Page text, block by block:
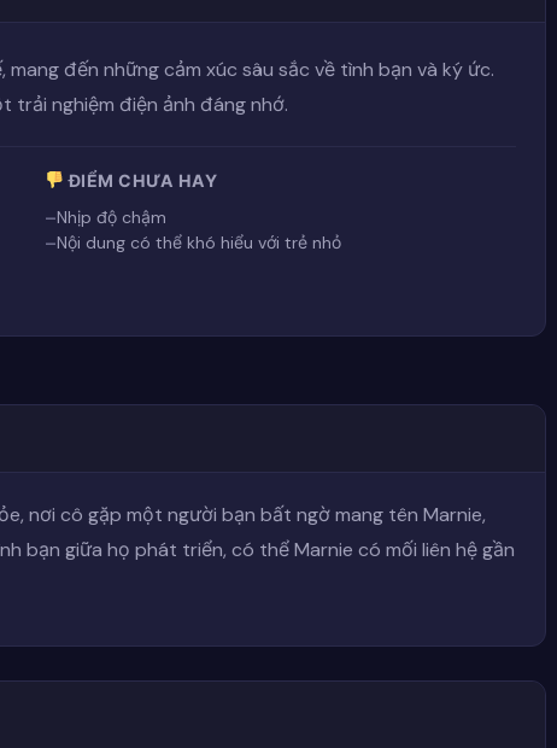
đến những cảm xúc sâu sắc về tình bạn và ký ức.
trải nghiệm điện ảnh đáng nhớ.
ĐIỂM CHƯA HAY
Nhịp độ chậm
Nội dung có thể khó hiểu với trẻ nhỏ
nơi cô gặp một người bạn bất ngờ mang tên Marnie,
bạn giữa họ phát triển, có thể Marnie có mối liên hệ gần